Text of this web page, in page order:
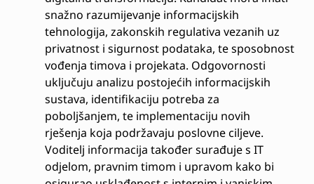
snažno razumijevanje informacijskih
tehnologija, zakonskih regulativa vezanih uz
privatnost i sigurnost podataka, te sposobnost
vođenja timova i projekata. Odgovornosti
uključuju analizu postojećih informacijskih
sustava, identifikaciju potreba za
poboljšanjem, te implementaciju novih
rješenja koja podržavaju poslovne ciljeve.
Voditelj informacija također surađuje s IT
odjelom, pravnim timom i upravom kako bi